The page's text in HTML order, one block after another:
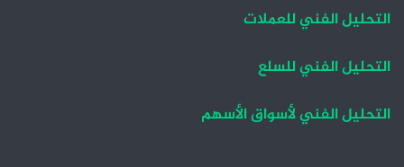
التحليل الفني للعملات
التحليل الفني للسلع
التحليل الفني لأسواق الأسهم